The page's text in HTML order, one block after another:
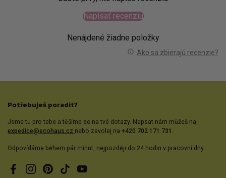
Napísať recenziu
Nenájdené žiadne položky
Ako sa zbierajú recenzie?
Potřebuješ poradit?
Jsme tu pro tebe a těšíme se na tvé dotazy. Napsat nám můžeš na
expedice@ecohaus.cz nebo zavolej na +420 702 171 731.
Odpovídáme během pár minut, nejpozději do 24 hodin v pracovní dny.
FacebookInstagramPinterestTikTokYouTube